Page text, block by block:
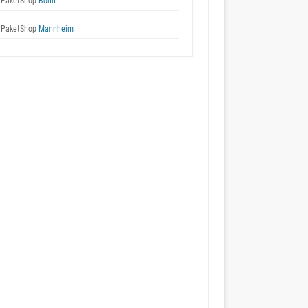
PaketShop Mannheim